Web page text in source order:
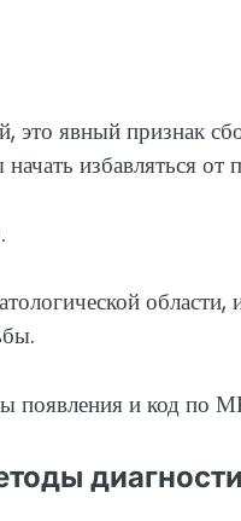
это явный признак
избавляться